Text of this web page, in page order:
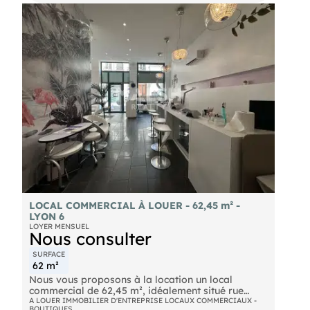
LOCAL COMMERCIAL À LOUER - 62,45 m² -
LYON 6
LOYER MENSUEL
Nous consulter
SURFACE
62 m²
Nous vous proposons à la location un local
commercial de 62,45 m², idéalement situé rue
Professeur Weill à Lyon 6. En pied d'immeuble, ce
A LOUER IMMOBILIER D'ENTREPRISE LOCAUX COMMERCIAUX -